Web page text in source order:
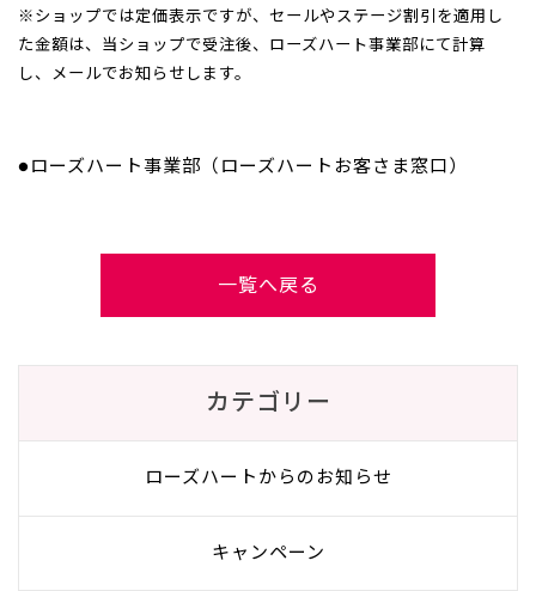
※ショップでは定価表示ですが、セールやステージ割引を適用し
た金額は、当ショップで受注後、ローズハート事業部にて計算
し、メールでお知らせします。
●ローズハート事業部（ローズハートお客さま窓口）
一覧へ戻る
カテゴリー
ローズハートからのお知らせ
キャンペーン